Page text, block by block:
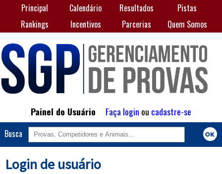
Principal Calendário Resultados
Pistas
Rankings
Incentivos Parcerias Quem Somos
Painel do Usuário Faça login ou cadastre-se
Busca
Login de usuário